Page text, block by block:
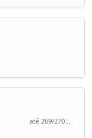
até 269/270...